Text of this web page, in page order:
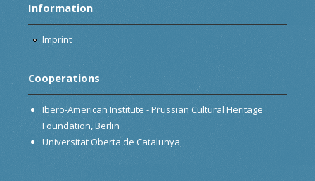
Information
Imprint
Cooperations
Ibero-American Institute - Prussian Cultural Heritage
Foundation, Berlin
Universitat Oberta de Catalunya